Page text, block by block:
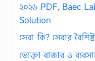
২০২৬ PDF, Baec
Solution
সেবা কি? সেবার
ভোক্তা বাজার ও